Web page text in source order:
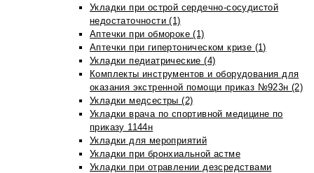
Укладки при острой сердечно-сосудистой
недостаточности (1)
Аптечки при обмороке (1)
Аптечки при гипертоническом кризе (1)
Укладки педиатрические (4)
Комплекты инструментов и оборудования для
оказания экстренной помощи приказ №923н (2)
Укладки медсестры (2)
Укладки врача по спортивной медицине по
приказу 1144н
Укладки для мероприятий
Укладки при бронхиальной астме
Укладки при отравлении дезсредствами